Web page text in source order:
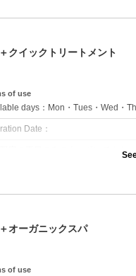
させて頂きます●選べるシャン
イックトリートメント
of use
days：Mon・Tues・Wed・
Date：
限定の平日のみのクーポンです★
させて頂きます●選べるシャン
オーガニックスパ
of use